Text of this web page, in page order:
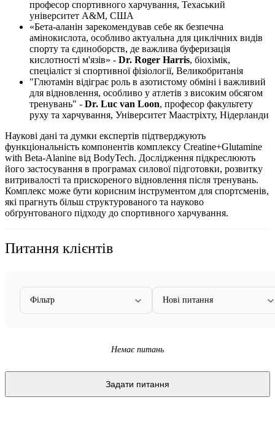
професор спортивного харчування, Техаський
університет A&M, США
«Бета-аланін зарекомендував себе як безпечна
амінокислота, особливо актуальна для циклічних видів
спорту та єдиноборств, де важлива буферизація
кислотності м'язів» - Dr. Roger Harris, біохімік,
спеціаліст зі спортивної фізіології, Великобританія
"Глютамін відіграє роль в азотистому обміні і важливий
для відновлення, особливо у атлетів з високим обсягом
тренувань" - Dr. Luc van Loon, професор факультету
руху та харчування, Університет Маастріхту, Нідерланди
Наукові дані та думки експертів підтверджують
функціональність компонентів комплексу Creatine+Glutamine
with Beta-Alanine від BodyTech. Дослідження підкреслюють
його застосування в програмах силової підготовки, розвитку
витривалості та прискореного відновлення після тренувань.
Комплекс може бути корисним інструментом для спортсменів,
які прагнуть більш структурованого та науково
обґрунтованого підходу до спортивного харчування.
Питання клієнтів
Фільтр Нові питання
Немає питань
Задати питання